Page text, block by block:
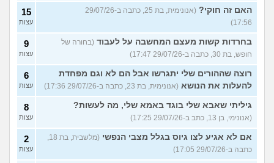
האם זה חוקי?
(אנונימית, בת 25, כתבה ב-29/07/26
17:56)
15
עצות
בחרדות קשות מעצם המחשבה על לעבוד (בחורה של
חופש, בת 30, כתבה ב-29/07/26 17:47)
9
עצות
רוצה שההורים שלי יתגרשו אבל הם לא וגם מפחדת
להעלות את הנושא (אנונימית, בת 23, כתבה ב-29/07/26 17:36)
6
עצות
גיליתי שאבא שלי בוגד באמא שלי, מה לעשות?
(אנונימי, בן 13, כתב ב-29/07/26 17:25)
8
עצות
אם לא אגיע לצו גיוס בגלל מצבי הנפשי
כתבה ב-29/07/26 17:05)
2
עצות